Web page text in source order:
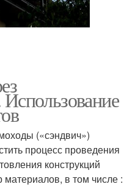
(«сэндвич»)
процесс проведения
конструкций
материалов, в том числе :